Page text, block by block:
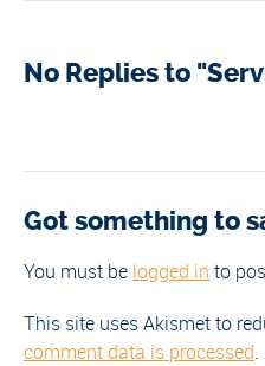
No Replies to
Got something to
You must be logged in to
This site uses Akismet to
comment data is processed.